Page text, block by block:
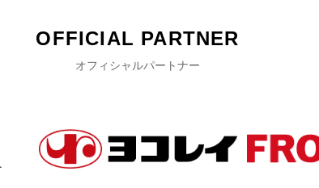
OFFICIAL PARTNER
オフィシャルパートナー